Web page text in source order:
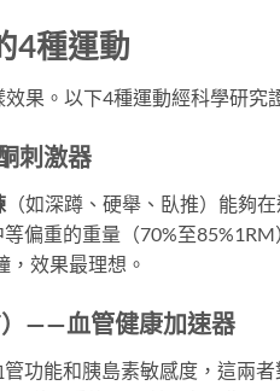
4種運動
果。以下4種運動經科學研究
刺激器
（如深蹲、硬舉、臥推）能夠
偏重的重量（70%至
，效果最理想。
——血管健康加速器
功能和胰島素敏感度，這兩